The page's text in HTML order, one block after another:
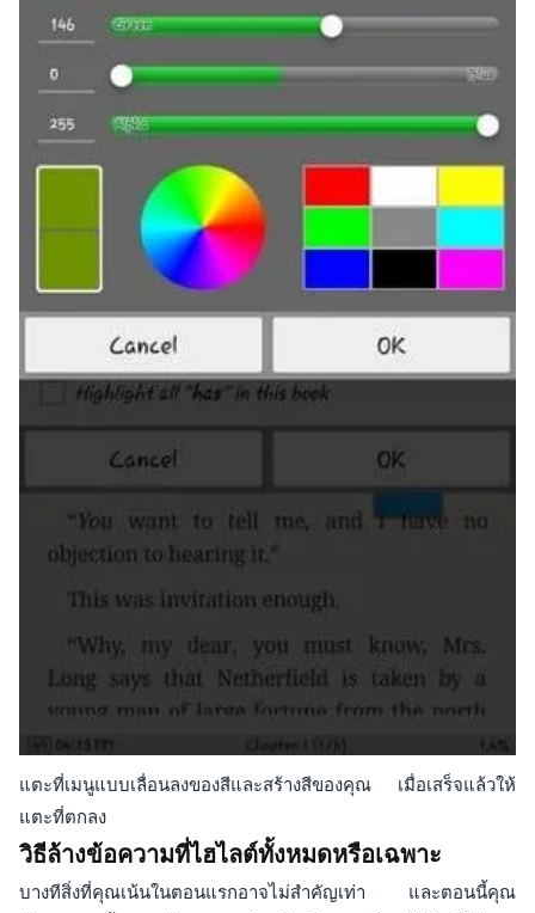
แตะที่เมนูแบบเลื่อนลงของสีและสร้างสีของคุณ เมื่อเสร็จแล้วให้
แตะที่ตกลง
วิธีล้างข้อความที่ไฮไลต์ทั้งหมดหรือเฉพาะ
บางทีสิ่งที่คุณเน้นในตอนแรกอาจไม่สำคัญเท่า และตอนนี้คุณ